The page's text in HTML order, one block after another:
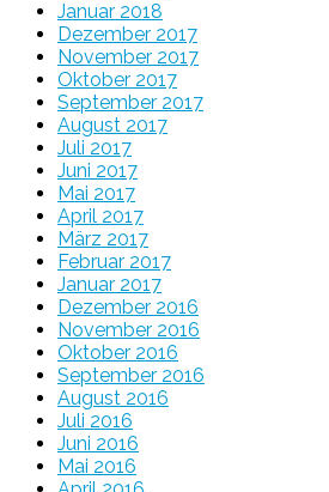
Januar 2018
Dezember 2017
November 2017
Oktober 2017
September 2017
August 2017
Juli 2017
Juni 2017
Mai 2017
April 2017
März 2017
Februar 2017
Januar 2017
Dezember 2016
November 2016
Oktober 2016
September 2016
August 2016
Juli 2016
Juni 2016
Mai 2016